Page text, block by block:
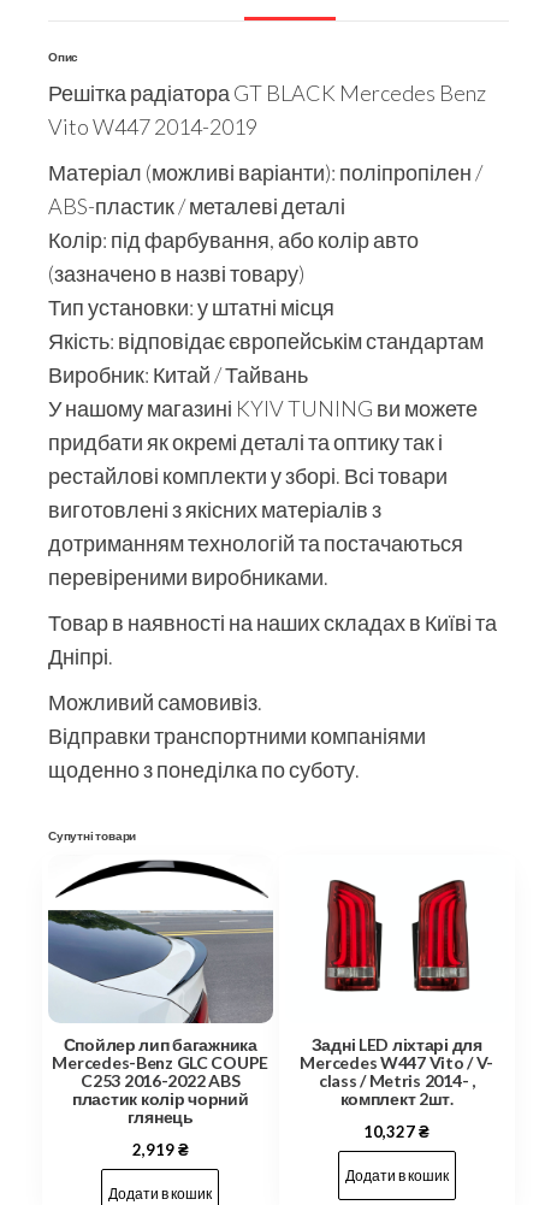
Опис
Решітка радіатора GT BLACK Mercedes Benz
Vito W447 2014-2019
Матеріал (можливі варіанти): поліпропілен /
ABS-пластик / металеві деталі
Колір: під фарбування, або колір авто
(зазначено в назві товару)
Тип установки: у штатні місця
Якість: відповідає європейськім стандартам
Виробник: Китай / Тайвань
У нашому магазині KYIV TUNING ви можете
придбати як окремі деталі та оптику так і
рестайлові комплекти у зборі. Всі товари
виготовлені з якісних матеріалів з
дотриманням технологій та постачаються
перевіреними виробниками.
Товар в наявності на наших складах в Київі та
Дніпрі.
Можливий самовивіз.
Відправки транспортними компаніями
щоденно з понеділка по суботу.
Супутні товари
Спойлер лип багажника
Mercedes-Benz GLC COUPE
C253 2016-2022 ABS
пластик колір чорний
глянець
2,919₴
Додати в кошик
Задні LED ліхтарі для
Mercedes W447 Vito / V-
class / Metris 2014- ,
комплект 2шт.
10,327₴
Додати в кошик